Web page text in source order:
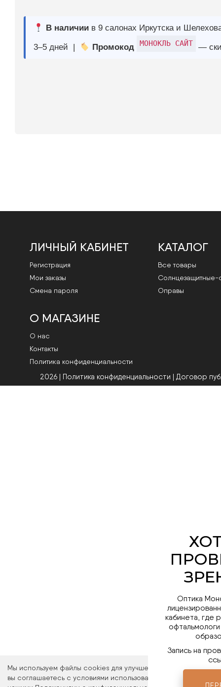
Мы используем файлы cookies для улучшения работы сайта.
вы соглашаетесь с условиями использования файлов cookies.
ЛИЧНЫЙ КАБИНЕТ
Регистрация
Мои заказы
Смена пароля
КАТАЛОГ
Все товары
Cолнцезащитные-
Оправы
О МАГАЗИНЕ
О нас
Контакты
Политика конфиденциальности
2026 | Политика конфиденциальности | Договор
Оптика
кабинета, где
Запись на